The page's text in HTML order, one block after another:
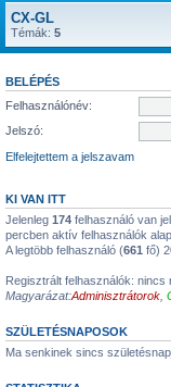
CX-GL
Témák: 5
BELÉPÉS
Felhasználónév:
Jelszó:
Elfelejtettem a jelszavam
KI VAN ITT
Jelenleg 174 felhasználó van
percben aktív felhasználók
A legtöbb felhasználó (661 fő)
Regisztrált felhasználók: nincs
Magyarázat:Adminisztrátorok
SZÜLETÉSNAPOSOK
Ma senkinek sincs